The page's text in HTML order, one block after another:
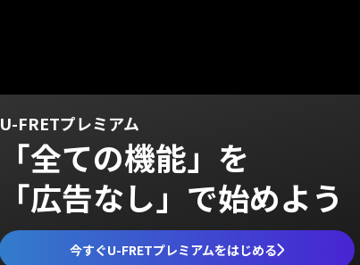
U-FRETプレミアム
「全ての機能」を
「広告なし」で始めよう
今すぐU-FRETプレミアムをはじめる